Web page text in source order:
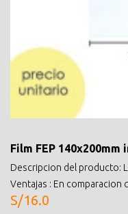
Film FEP 140x200mm
Descripcion del producto:
Ventajas : En comparacion
S/16.0